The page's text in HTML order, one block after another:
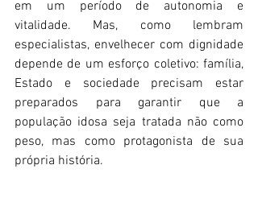
em um período de autonomia e
vitalidade. Mas, como lembram
especialistas, envelhecer com dignidade
depende de um esforço coletivo: família,
Estado e sociedade precisam estar
preparados para garantir que a
população idosa seja tratada não como
peso, mas como protagonista de sua
própria história.